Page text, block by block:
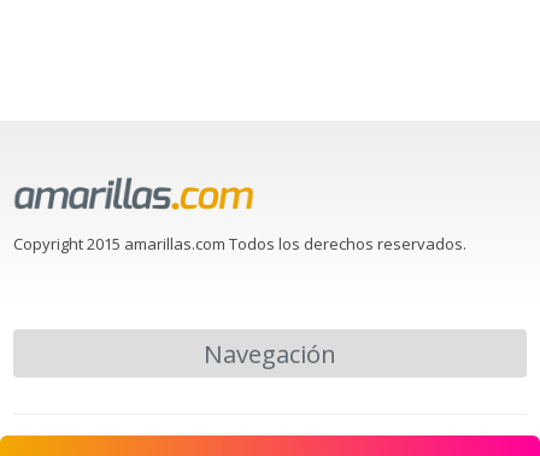
Copyright 2015 amarillas.com Todos los derechos reservados.
Navegación